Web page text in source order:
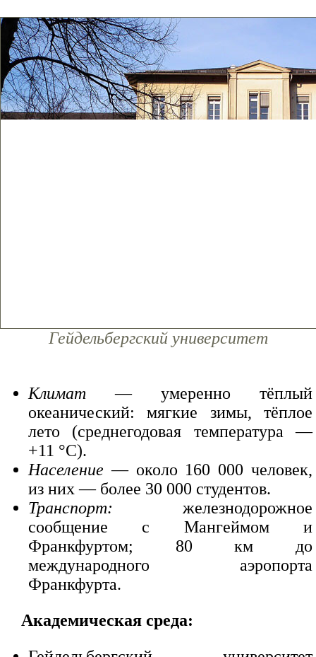
Гейдельбергский университет
Климат — умеренно тёплый
океанический: мягкие зимы, тёплое
лето (среднегодовая температура —
+11 °C).
Население — около 160 000 человек,
из них — более 30 000 студентов.
Транспорт: железнодорожное
сообщение с Мангеймом и
Франкфуртом; 80 км до
международного аэропорта
Франкфурта.
Академическая среда: